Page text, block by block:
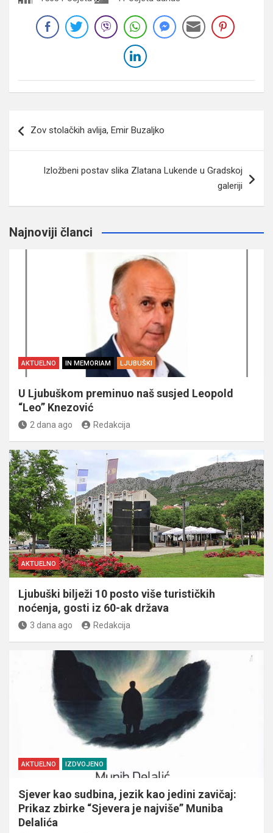
članaka
Zov stolačkih avlija, Emir Buzaljko
Izložbeni postav slika Zlatana Lukende u Gradskoj
galeriji
Najnoviji članci
AKTUELNO IN MEMORIAM LJUBUŠKI
U Ljubuškom preminuo naš susjed Leopold
“Leo” Knezović
2 dana ago Redakcija
AKTUELNO
Ljubuški bilježi 10 posto više turističkih
noćenja, gosti iz 60-ak država
3 dana ago Redakcija
AKTUELNO IZDVOJENO
Sjever kao sudbina, jezik kao jedini zavičaj:
Prikaz zbirke “Sjevera je najviše” Muniba
Delalića